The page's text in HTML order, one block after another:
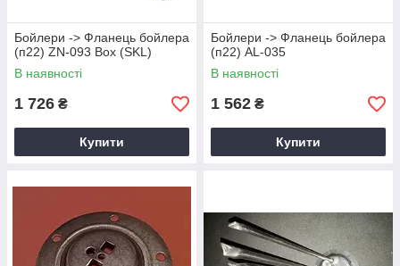
Бойлери -> Фланець бойлера
(п22) ZN-093 Box (SKL)
В наявності
1 726 ₴
Купити
Бойлери -> Фланець бойлера
(п22) AL-035
В наявності
1 562 ₴
Купити